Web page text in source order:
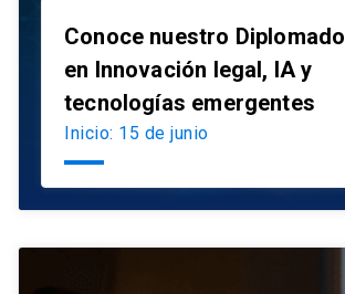
Conoce nuestro Diplomado
en Innovación legal, IA y
tecnologías emergentes
Inicio: 15 de junio